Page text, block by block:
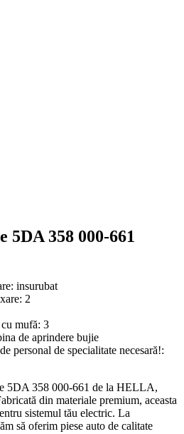
5DA 358 000-661
insurubat
2
mufă: 3
de aprindere bujie
personal de specialitate necesară!:
5DA 358 000-661 de la HELLA,
din materiale premium, aceasta
sistemul tău electric. La
să oferim piese auto de calitate